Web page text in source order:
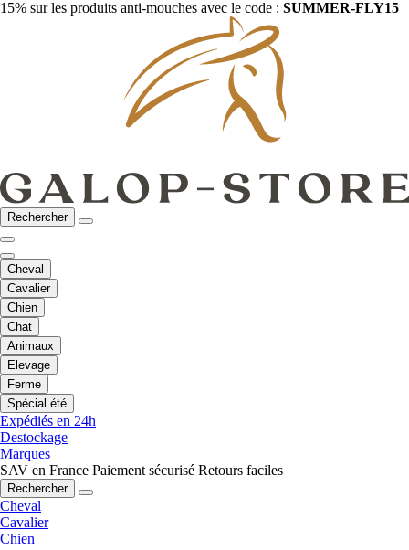
15% sur les produits anti-mouches avec le code : SUMMER-FLY15
Rechercher
Cheval
Cavalier
Chien
Chat
Animaux
Elevage
Ferme
Spécial été
Expédiés en 24h
Destockage
Marques
SAV en France Paiement sécurisé Retours faciles
Rechercher
Cheval
Cavalier
Chien